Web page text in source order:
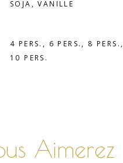
SOJA, VANILLE
4 PERS., 6 PERS., 8 PERS.,
10 PERS.
Aimerez